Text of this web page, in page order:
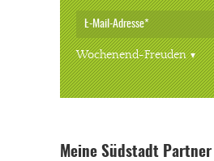
Wochenend-Freuden
Meine Südstadt Partner